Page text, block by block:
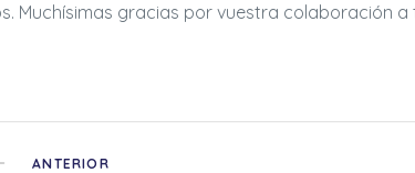
Muchísimas gracias por vuestra colaboración
ANTERIOR